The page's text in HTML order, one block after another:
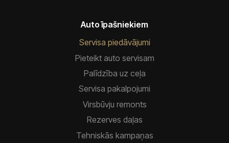
Auto īpašniekiem
Servisa piedāvājumi
Pieteikt auto servisam
Palīdzība uz ceļa
Servisa pakalpojumi
Virsbūvju remonts
Rezerves daļas
Tehniskās kampaņas